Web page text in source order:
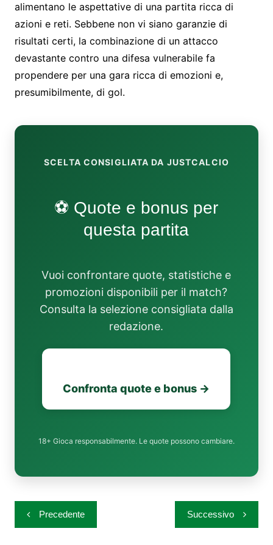
alimentano le aspettative di una partita ricca di
azioni e reti. Sebbene non vi siano garanzie di
risultati certi, la combinazione di un attacco
devastante contro una difesa vulnerabile fa
propendere per una gara ricca di emozioni e,
presumibilmente, di gol.
SCELTA CONSIGLIATA DA JUSTCALCIO
⚽ Quote e bonus per
questa partita
Vuoi confrontare quote, statistiche e
promozioni disponibili per il match?
Consulta la selezione consigliata dalla
redazione.
Confronta quote e bonus →
18+ Gioca responsabilmente. Le quote possono cambiare.
Navigazione
articoli
Precedente Successivo